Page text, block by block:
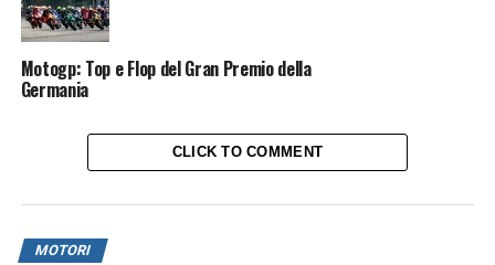
Motogp: Top e Flop del Gran Premio della
Germania
CLICK TO COMMENT
MOTORI